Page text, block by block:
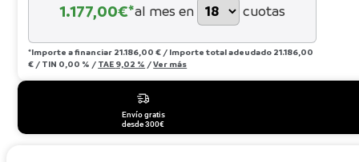
1.177,00€*al mes en cuotas
*Importe a financiar 21.186,00 € / Importe total adeudado 21.186,00
€ / TIN 0,00 % / TAE 9,02 % /Ver más
Envío gratis
desde 300€